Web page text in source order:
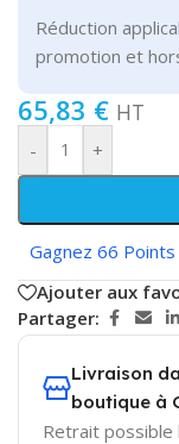
Réduction
promotion et
65,83 € HT
- +
Gagnez 66
Ajouter aux
Partager:
Livraison
boutique à
Retrait possible